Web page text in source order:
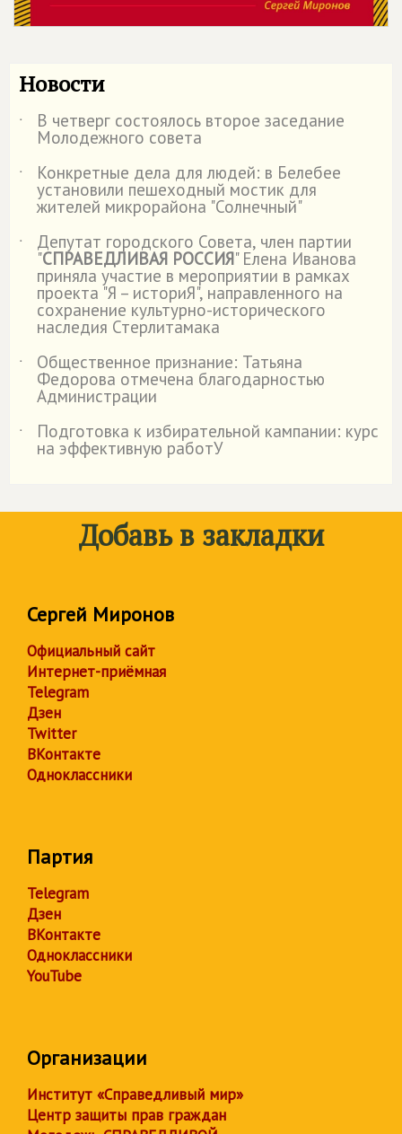
Новости
˙ В четверг состоялось второе заседание
Молодежного совета
˙
Конкретные дела для людей: в Белебее
установили пешеходный мостик для
жителей микрорайона "Солнечный"
˙
Депутат городского Совета, член партии
"СПРАВЕДЛИВАЯ РОССИЯ" Елена Иванова
приняла участие в мероприятии в рамках
проекта "Я – историЯ", направленного на
сохранение культурно-исторического
наследия Стерлитамака
˙
Общественное признание: Татьяна
Федорова отмечена благодарностью
Администрации
˙
Подготовка к избирательной кампании: курс
на эффективную работУ
Добавь в закладки
Сергей Миронов
Официальный сайт
Интернет-приёмная
Telegram
Дзен
Twitter
ВКонтакте
Одноклассники
Партия
Telegram
Дзен
ВКонтакте
Одноклассники
YouTube
Организации
Институт «Справедливый мир»
Центр защиты прав граждан